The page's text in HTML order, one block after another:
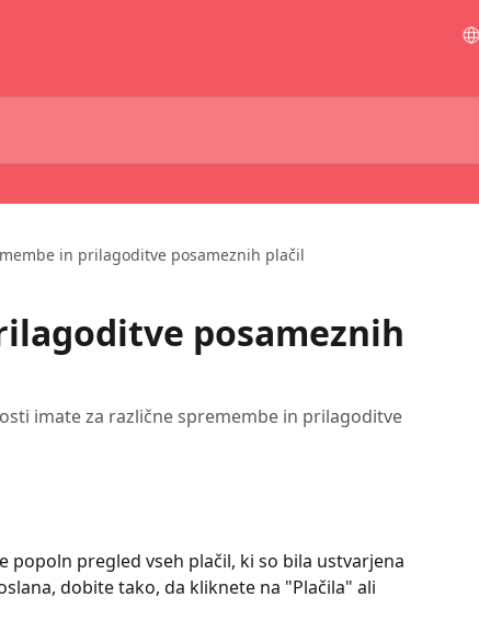
in prilagoditve posameznih plačil
posameznih
imate za različne spremembe in prilagoditve
popoln pregled vseh plačil, ki so bila ustvarjena
dobite tako, da kliknete na "Plačila" ali